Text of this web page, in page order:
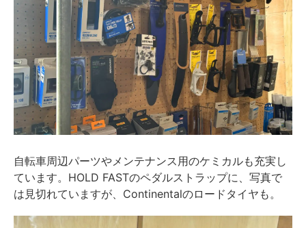
自転車周辺パーツやメンテナンス用のケミカルも充実し
ています。HOLD FASTのペダルストラップに、写真で
は見切れていますが、Continentalのロードタイヤも。